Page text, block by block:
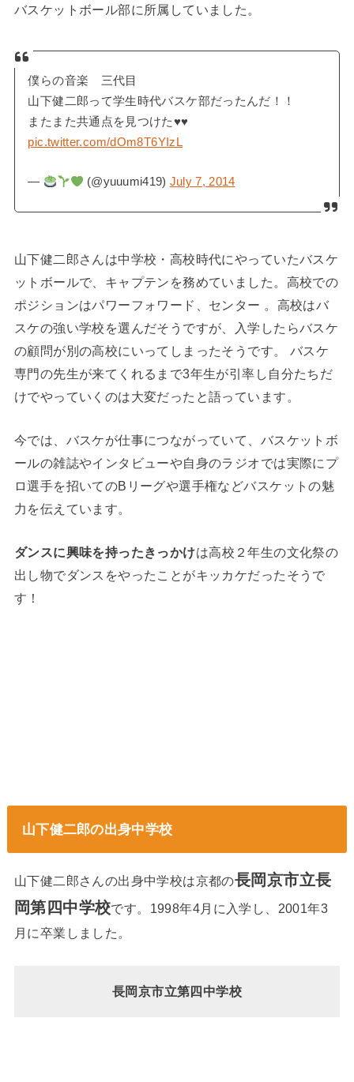
バスケットボール部に所属していました。
僕らの音楽 三代目
山下健二郎って学生時代バスケ部だったんだ！！
またまた共通点を見つけた♥♥
pic.twitter.com/dOm8T6YIzL
— (@yuuumi419) July 7, 2014
山下健二郎さんは中学校・高校時代にやっていたバスケ
ットボールで、キャプテンを務めていました。高校での
ポジションはパワーフォワード、センター 。高校はバ
スケの強い学校を選んだそうですが、入学したらバスケ
の顧問が別の高校にいってしまったそうです。 バスケ
専門の先生が来てくれるまで3年生が引率し自分たちだ
けでやっていくのは大変だったと語っています。
今では、バスケが仕事につながっていて、バスケットボ
ールの雑誌やインタビューや自身のラジオでは実際にプ
ロ選手を招いてのBリーグや選手権などバスケットの魅
力を伝えています。
ダンスに興味を持ったきっかけは高校２年生の文化祭の
出し物でダンスをやったことがキッカケだったそうで
す！
山下健二郎の出身中学校
山下健二郎さんの出身中学校は京都の長岡京市立長
岡第四中学校です。1998年4月に入学し、2001年3
月に卒業しました。
長岡京市立第四中学校